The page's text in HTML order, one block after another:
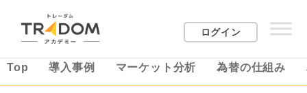
ログイン
Top 導入事例 マーケット分析 為替の仕組み